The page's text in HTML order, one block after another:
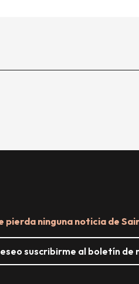
pierda ninguna noticia de
suscribirme al boletín de